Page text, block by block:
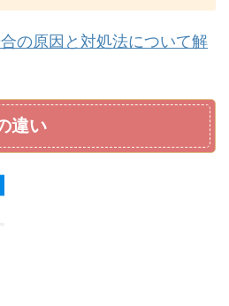
の原因と対処法について解
違い